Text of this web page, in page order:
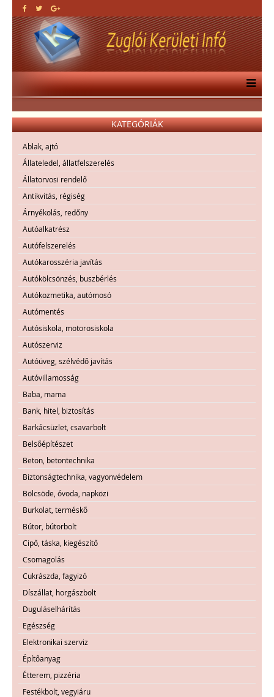
KATEGÓRIÁK
Ablak, ajtó
Állateledel, állatfelszerelés
Állatorvosi rendelő
Antikvitás, régiség
Árnyékolás, redőny
Autóalkatrész
Autófelszerelés
Autókarosszéria javítás
Autókölcsönzés, buszbérlés
Autókozmetika, autómosó
Autómentés
Autósiskola, motorosiskola
Autószerviz
Autóüveg, szélvédő javítás
Autóvillamosság
Baba, mama
Bank, hitel, biztosítás
Barkácsüzlet, csavarbolt
Belsőépítészet
Beton, betontechnika
Biztonságtechnika, vagyonvédelem
Bölcsöde, óvoda, napközi
Burkolat, terméskő
Bútor, bútorbolt
Cipő, táska, kiegészítő
Csomagolás
Cukrászda, fagyizó
Díszállat, horgászbolt
Duguláselhárítás
Egészség
Elektronikai szerviz
Építőanyag
Étterem, pizzéria
Festékbolt, vegyiáru